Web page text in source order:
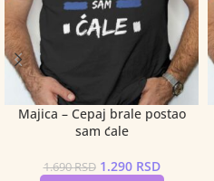
Majica – Cepaj brale postao
sam ćale
1.690RSD 1.290 RSD